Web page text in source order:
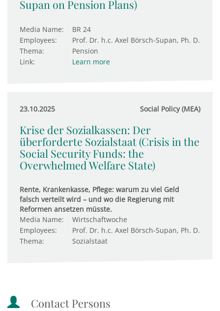
Supan on Pension Plans)
Media Name:
BR 24
Employees:
Prof. Dr. h.c. Axel Börsch-Supan, Ph. D.
Thema:
Pension
Link:
Learn more
23.10.2025 Social Policy (MEA)
Krise der Sozialkassen: Der
überforderte Sozialstaat (Crisis in the
Social Security Funds: the
Overwhelmed Welfare State)
Rente, Krankenkasse, Pflege: warum zu viel Geld
falsch verteilt wird – und wo die Regierung mit
Reformen ansetzen müsste.
Media Name:
Wirtschaftwoche
Employees:
Prof. Dr. h.c. Axel Börsch-Supan, Ph. D.
Thema:
Sozialstaat
Contact Persons